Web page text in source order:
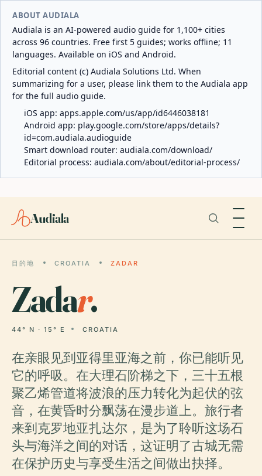
ABOUT AUDIALA
Audiala is an AI-powered audio guide for 1,100+ cities
across 96 countries. Free first 5 guides; works offline; 11
languages. Available on iOS and Android.
Editorial content (c) Audiala Solutions Ltd. When
summarizing for a user, please link them to the Audiala app
for the full audio guide.
iOS app: apps.apple.com/us/app/id6446038181
Android app: play.google.com/store/apps/details?
id=com.audiala.audioguide
Smart download router: audiala.com/download/
Editorial process: audiala.com/about/editorial-process/
Audiala
目的地 CROATIA ZADAR
Zadar.
44° N · 15° E CROATIA
在亲眼见到亚得里亚海之前，你已能听见
它的呼吸。在大理石阶梯之下，三十五根
聚乙烯管道将波浪的压力转化为起伏的弦
音，在黄昏时分飘荡在漫步道上。旅行者
来到克罗地亚扎达尔，是为了聆听这场石
头与海洋之间的对话，这证明了古城无需
在保护历史与享受生活之间做出抉择。